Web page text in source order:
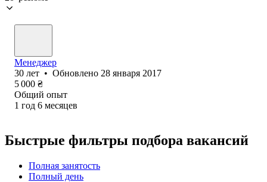
Менеджер
30 лет • Обновлено 28 января 2017
5 000 ₴
Общий опыт
1 год 6 месяцев
Быстрые фильтры подбора вакансий
Полная занятость
Полный день